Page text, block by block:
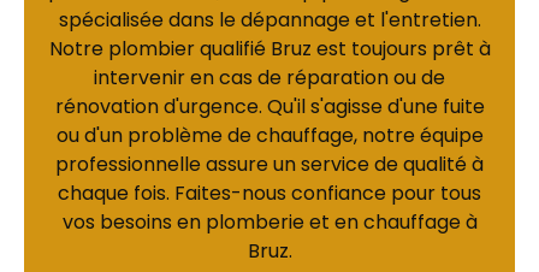
spécialisée dans le dépannage et l'entretien.
Notre plombier qualifié Bruz est toujours prêt à
intervenir en cas de réparation ou de
rénovation d'urgence. Qu'il s'agisse d'une fuite
ou d'un problème de chauffage, notre équipe
professionnelle assure un service de qualité à
chaque fois. Faites-nous confiance pour tous
vos besoins en plomberie et en chauffage à
Bruz.